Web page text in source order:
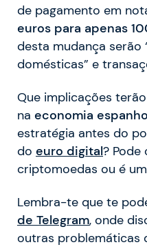
de pagamento em
euros para apenas
desta mudança serão
domésticas” e
Que implicações
na economia
estratégia antes do
do euro digital? Pode
criptomoedas ou é
Lembra-te que te
de Telegram, onde
outras problemáticas